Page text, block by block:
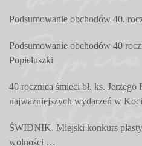
Podsumowanie obchodów 40.
Podsumowanie obchodów 40
Popiełuszki
40 rocznica śmieci bł. ks. Jerzego
najważniejszych wydarzeń w
ŚWIDNIK. Miejski konkurs
wolności …